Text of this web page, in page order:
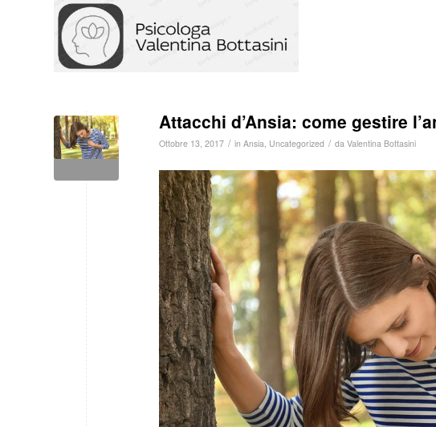
Attacchi d’Ansia: come gestire
Ottobre 13, 2017 / in Ansia, Uncategorized / da Valentina Bottasini